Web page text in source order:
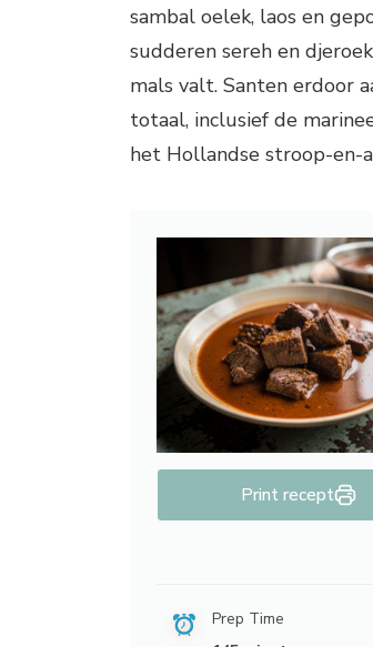
sambal oelek, laos en
sudderen sereh en
mals valt. Santen erdoor
totaal, inclusief de
het Hollandse stroop-en-
Print recept
Prep Time